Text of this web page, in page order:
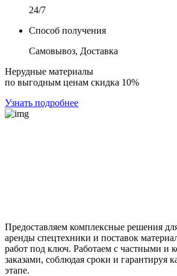
24/7
Способ получения
Самовывоз, Доставка
Нерудные материалы
по выгодным ценам скидка 10%
Узнать подробнее
Предоставляем комплексные решения
аренды спецтехники и поставок
работ под ключ. Работаем с частными и
заказами, соблюдая сроки и гарантируя
этапе.